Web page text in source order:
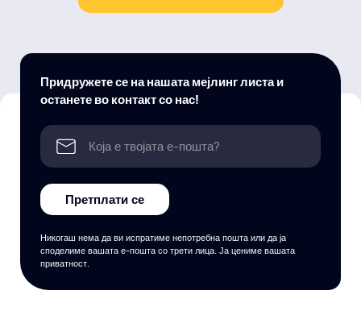
Придружете се на нашата мејлинг листа и
останете во контакт со нас!
Претплати се
Никогаш нема да ви испратиме непотребна пошта или да ја
споделиме вашата е-пошта со трети лица. Ја цениме вашата
приватност.